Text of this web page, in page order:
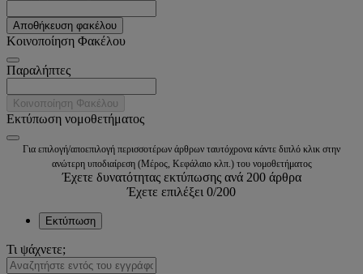
Αποθήκευση φακέλου
Κοινοποίηση Φακέλου
Παραλήπτες
Κοινοποίηση Φακέλου
Εκτύπωση νομοθετήματος
Για επιλογή/αποεπιλογή περισσοτέρων άρθρων ταυτόχρονα κάντε διπλό κλικ στην
ανώτερη υποδιαίρεση (Μέρος, Κεφάλαιο κλπ.) του νομοθετήματος
Έχετε δυνατότητας εκτύπωσης ανά 200 άρθρα
Έχετε επιλέξει 0/200
Εκτύπωση
Τι ψάχνετε;